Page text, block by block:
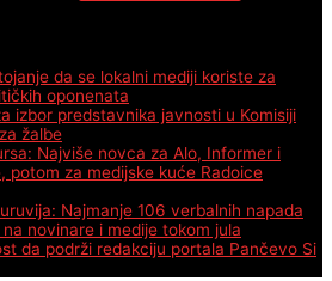
da se lokalni mediji koriste za
oponenata
izbor predstavnika javnosti u Komisiji
žalbe
Najviše novca za Alo, Informer i
potom za medijske kuće Radoice
Najmanje 106 verbalnih napada
novinare i medije tokom jula
da podrži redakciju portala Pančevo Si